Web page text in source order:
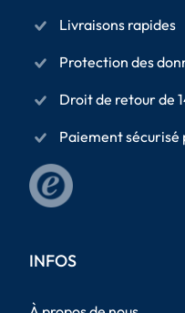
Livraisons rapides
Protection des
Droit de retour de
Paiement sécurisé
INFOS